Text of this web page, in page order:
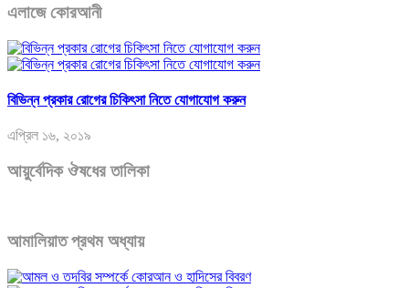
এলাজে কোরআনী
বিভিন্ন প্রকার রোগের চিকিৎসা নিতে যোগাযোগ করুন
এপ্রিল ১৬, ২০১৯
আয়ুর্বেদিক ঔষধের তালিকা
আমালিয়াত প্রথম অধ্যায়